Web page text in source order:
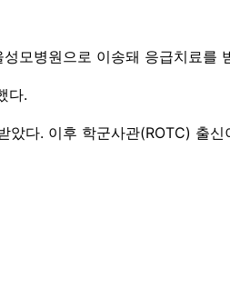
모병원으로 이송돼 응급치료를
다.
다. 이후 학군사관(ROTC) 출